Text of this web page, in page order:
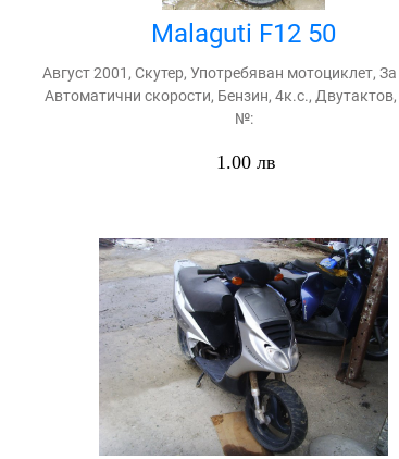
Malaguti F12 50
Август 2001, Скутер, Употребяван мотоциклет, За
Автоматични скорости, Бензин, 4к.с.,
№:
1.00 лв